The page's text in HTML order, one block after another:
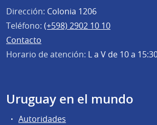
Dirección: Colonia 1206
Teléfono: (+598) 2902 10 10
Contacto
Horario de atención: L a V de 10 a
Uruguay en el mundo
Autoridades